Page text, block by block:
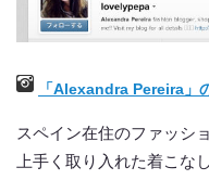
「Alexandra Pereira」
スペイン在住のファッシ
上手く取り入れた着こな